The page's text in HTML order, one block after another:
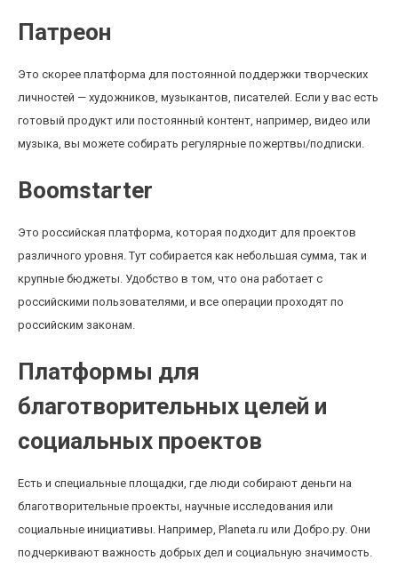
Патреон
Это скорее платформа для постоянной поддержки творческих
личностей — художников, музыкантов, писателей. Если у вас есть
готовый продукт или постоянный контент, например, видео или
музыка, вы можете собирать регулярные пожертвы/подписки.
Boomstarter
Это российская платформа, которая подходит для проектов
различного уровня. Тут собирается как небольшая сумма, так и
крупные бюджеты. Удобство в том, что она работает с
российскими пользователями, и все операции проходят по
российским законам.
Платформы для
благотворительных целей и
социальных проектов
Есть и специальные площадки, где люди собирают деньги на
благотворительные проекты, научные исследования или
социальные инициативы. Например, Planeta.ru или Добро.ру. Они
подчеркивают важность добрых дел и социальную значимость.